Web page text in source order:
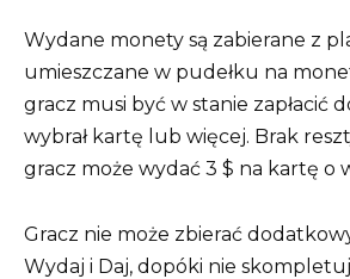
Wydane monety są zabierane z
umieszczane w pudełku na
gracz musi być w stanie zapłacić
wybrał kartę lub więcej. Brak
gracz może wydać 3 $ na kartę o
Gracz nie może zbierać
Wydaj i Daj, dopóki nie